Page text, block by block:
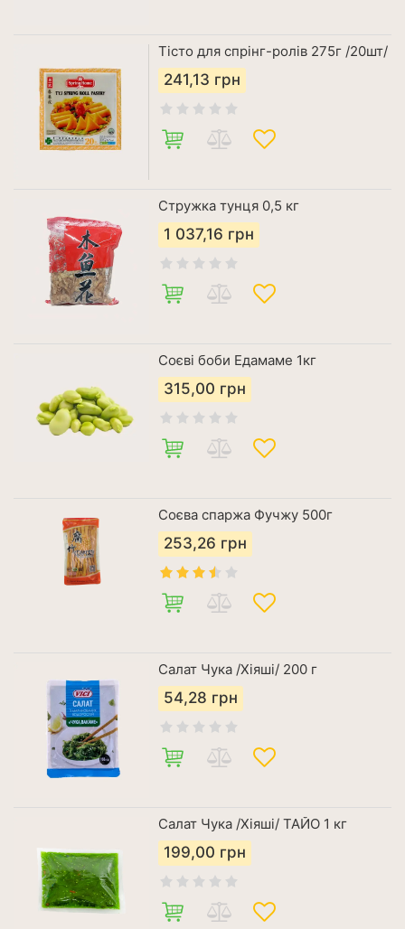
Тісто для спрінг-ролів 275г /20шт/
241,13 грн
Стружка тунця 0,5 кг
1 037,16 грн
Соєві боби Едамаме 1кг
315,00 грн
Соєва спаржа Фучжу 500г
253,26 грн
Салат Чука /Хіяші/ 200 г
54,28 грн
Салат Чука /Хіяші/ ТАЙО 1 кг
199,00 грн